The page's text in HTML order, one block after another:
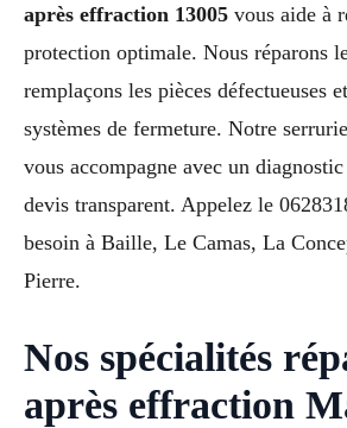
après effraction 13005 vous aide à
protection optimale. Nous réparons
remplaçons les pièces défectueuses
systèmes de fermeture. Notre
vous accompagne avec un
devis transparent. Appelez le
besoin à Baille, Le Camas, La
Pierre.
Nos spécialités
après effraction